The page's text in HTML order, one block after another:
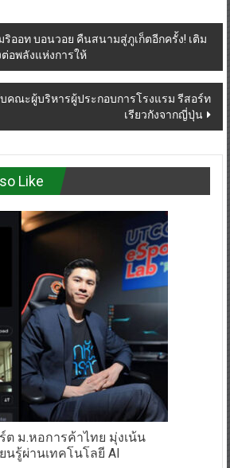
ออท บอนวอย คืนสนามสู่ภูเก็ตอีกครั้ง! เติม
อพลังแห่งการให้
คณะผู้บริหารผู้ประกอบการโรงแรม รีสอร์ท
เรียวกังจากญี่ปุ่น
Like
ต ม.หอการค้าไทย มุ่งเน้น
นรู้ผ่านเทคโนโลยี AI